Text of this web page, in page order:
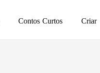
Contos Curtos Criar